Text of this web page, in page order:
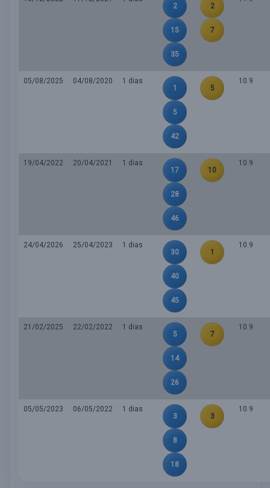
2
15
35
2
7
05/08/2025 04/08/2020
1 dias
1
5
42
5
10.9
19/04/2022 20/04/2021
1 dias
17
28
46
10
10.9
24/04/2026 25/04/2023
1 dias
30
40
45
1
10.9
21/02/2025 22/02/2022
1 dias
5
14
26
7
10.9
05/05/2023 06/05/2022
1 dias
3
8
18
3
10.9